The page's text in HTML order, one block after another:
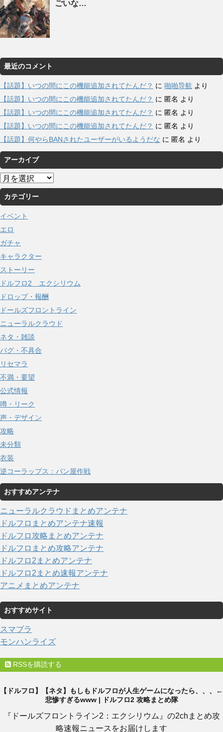
ごいな…
最近のコメント
【話題】いつの間にこの機能追加されてたんだ？ に 啪啪导航 より
【話題】いつの間にこの機能追加されてたんだ？ に 匿名 より
【話題】いつの間にこの機能追加されてたんだ？ に 匿名 より
【話題】いつの間にこの機能追加されてたんだ？ に 匿名 より
【話題】何やらBANされたユーザーがいるようだな に 匿名 より
アーカイブ
ア
ー
カ
イ
ブ
カテゴリー
イベント
エロ
ガチャ
キャラクター
ストーリー
ドルフロ2 エクシリウム
ドロップ・報酬
ドールズフロントライン
ニューラルクラウド
ネタ・雑談
バグ・不具合
リセマラ
不満・要望
公式情報
噂・リーク
声・デザイン
攻略
未分類
衣装
逆コーラップス：パン屋作戦
おすすめアンテナ
ニューラルクラウドまとめアンテナ
ドルフロまとめアンテナ速報
ドルフロ攻略まとめアンテナ
ドルフロまとめ攻略アンテナ
ドルフロ2まとめアンテナ
ドルフロ2まとめ速報アンテナ
アニメまとめアンテナ
おすすめサイト
スマブラ
モンハンライズ
RSSを購読する
【ドルフロ】【ネタ】もしもドルフロが人生ゲームになったら、、、←
悲惨すぎるwww | ドルフロ2 攻略まとめ隊
『ドールズフロントライン2：エクシリウム』の2chまとめ攻
略速報ニュースをお届けします